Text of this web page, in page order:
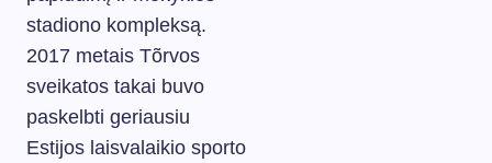
stadiono kompleksą.
2017 metais Tõrvos
sveikatos takai buvo
paskelbti geriausiu
Estijos laisvalaikio sporto